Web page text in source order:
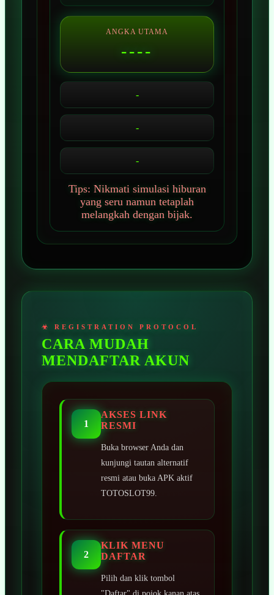
ANGKA UTAMA
----
-
-
-
Tips: Nikmati simulasi hiburan
yang seru namun tetaplah
melangkah dengan bijak.
CARA MUDAH
MENDAFTAR AKUN
1
AKSES LINK
RESMI
Buka browser Anda dan
kunjungi tautan alternatif
resmi atau buka APK aktif
TOTOSLOT99.
2
KLIK MENU
DAFTAR
Pilih dan klik tombol